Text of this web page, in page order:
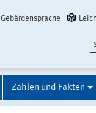
Gebärdensprache
Zahlen und Fakten